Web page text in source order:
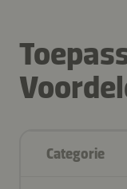
Categorie